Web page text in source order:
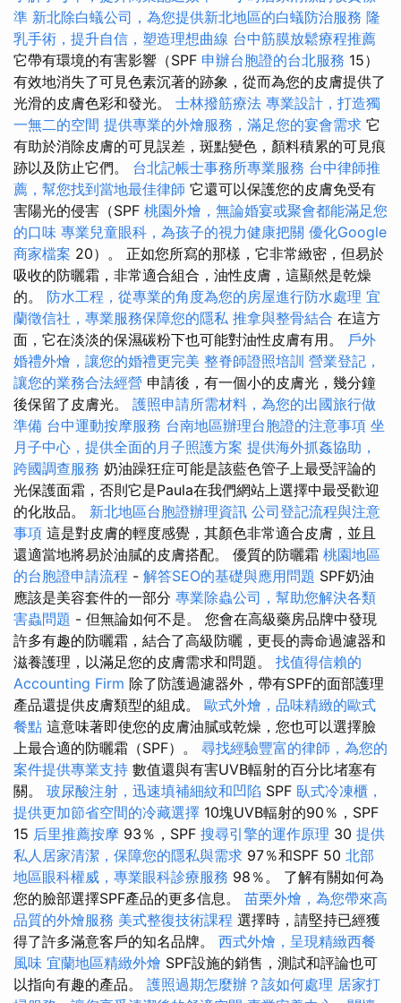
準 新北除白蟻公司，為您提供新北地區的白蟻防治服務 隆
乳手術，提升自信，塑造理想曲線 台中筋膜放鬆療程推薦
它帶有環境的有害影響（SPF 申辦台胞證的台北服務 15）
有效地消失了可見色素沉著的跡象，從而為您的皮膚提供了
光滑的皮膚色彩和發光。 士林撥筋療法 專業設計，打造獨
一無二的空間 提供專業的外燴服務，滿足您的宴會需求 它
有助於消除皮膚的可見誤差，斑點變色，顏料積累的可見痕
跡以及防止它們。 台北記帳士事務所專業服務 台中律師推
薦，幫您找到當地最佳律師 它還可以保護您的皮膚免受有
害陽光的侵害（SPF 桃園外燴，無論婚宴或聚會都能滿足您
的口味 專業兒童眼科，為孩子的視力健康把關 優化Google
商家檔案 20）。 正如您所寫的那樣，它非常緻密，但易於
吸收的防曬霜，非常適合組合，油性皮膚，這顯然是乾燥
的。 防水工程，從專業的角度為您的房屋進行防水處理 宜
蘭徵信社，專業服務保障您的隱私 推拿與整骨結合 在這方
面，它在淡淡的保濕碳粉下也可能對油性皮膚有用。 戶外
婚禮外燴，讓您的婚禮更完美 整脊師證照培訓 營業登記，
讓您的業務合法經營 申請後，有一個小的皮膚光，幾分鐘
後保留了皮膚光。 護照申請所需材料，為您的出國旅行做
準備 台中運動按摩服務 台南地區辦理台胞證的注意事項 坐
月子中心，提供全面的月子照護方案 提供海外抓姦協助，
跨國調查服務 奶油躁狂症可能是該藍色管子上最受評論的
光保護面霜，否則它是Paula在我們網站上選擇中最受歡迎
的化妝品。 新北地區台胞證辦理資訊 公司登記流程與注意
事項 這是對皮膚的輕度感覺，其顏色非常適合皮膚，並且
還適當地將易於油膩的皮膚搭配。 優質的防曬霜 桃園地區
的台胞證申請流程 - 解答SEO的基礎與應用問題 SPF奶油
應該是美容套件的一部分 專業除蟲公司，幫助您解決各類
害蟲問題 - 但無論如何不是。 您會在高級藥房品牌中發現
許多有趣的防曬霜，結合了高級防曬，更長的壽命過濾器和
滋養護理，以滿足您的皮膚需求和問題。 找值得信賴的
Accounting Firm 除了防護過濾器外，帶有SPF的面部護理
產品還提供皮膚類型的組成。 歐式外燴，品味精緻的歐式
餐點 這意味著即使您的皮膚油膩或乾燥，您也可以選擇臉
上最合適的防曬霜（SPF）。 尋找經驗豐富的律師，為您的
案件提供專業支持 數值還與有害UVB輻射的百分比堵塞有
關。 玻尿酸注射，迅速填補細紋和凹陷 SPF 臥式冷凍櫃，
提供更加節省空間的冷藏選擇 10塊UVB輻射的90％，SPF
15 后里推薦按摩 93％，SPF 搜尋引擎的運作原理 30 提供
私人居家清潔，保障您的隱私與需求 97％和SPF 50 北部
地區眼科權威，專業眼科診療服務 98％。 了解有關如何為
您的臉部選擇SPF產品的更多信息。 苗栗外燴，為您帶來高
品質的外燴服務 美式整復技術課程 選擇時，請堅持已經獲
得了許多滿意客戶的知名品牌。 西式外燴，呈現精緻西餐
風味 宜蘭地區精緻外燴 SPF設施的銷售，測試和評論也可
以指向有趣的產品。 護照過期怎麼辦？該如何處理 居家打